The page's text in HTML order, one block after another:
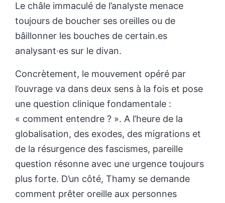
Le châle immaculé de l’analyste menace
toujours de boucher ses oreilles ou de
bâillonner les bouches de certain.es
analysant·es sur le divan.
Concrètement, le mouvement opéré par
l’ouvrage va dans deux sens à la fois et pose
une question clinique fondamentale :
« comment entendre ? ». A l’heure de la
globalisation, des exodes, des migrations et
de la résurgence des fascismes, pareille
question résonne avec une urgence toujours
plus forte. D’un côté, Thamy se demande
comment prêter oreille aux personnes